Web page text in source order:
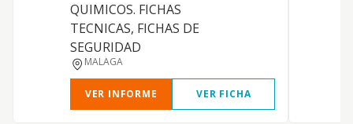
QUIMICOS. FICHAS
TECNICAS, FICHAS DE
SEGURIDAD
MALAGA
VER INFORME VER FICHA